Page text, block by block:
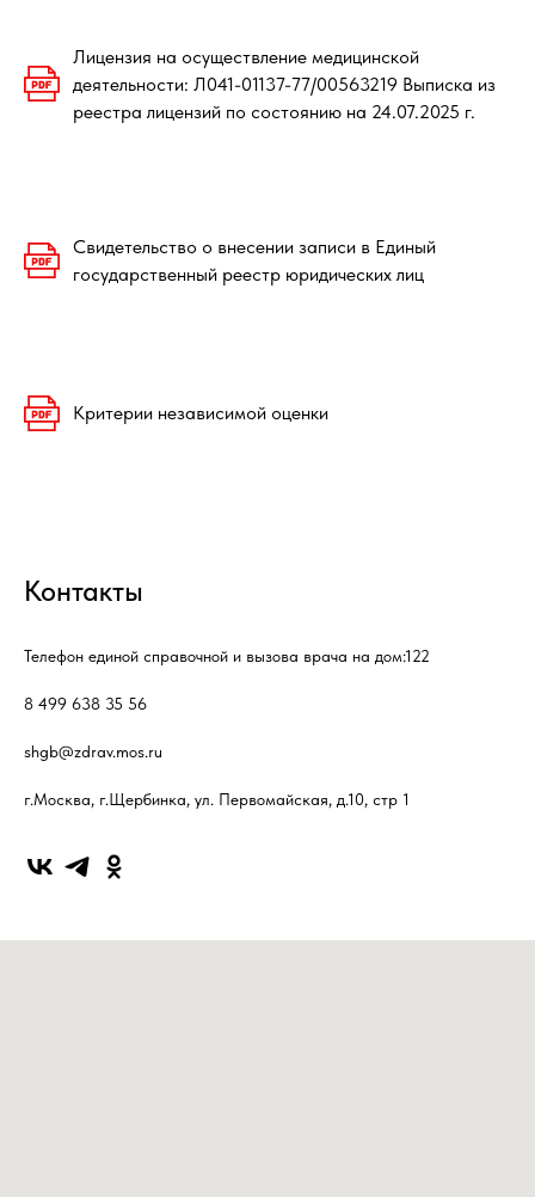
Лицензия на осуществление медицинской
деятельности: Л041-01137-77/00563219 Выписка из
реестра лицензий по состоянию на 24.07.2025 г.
Свидетельство о внесении записи в Единый
государственный реестр юридических лиц
Критерии независимой оценки
Контакты
Телефон единой справочной и вызова врача на дом:122
8 499 638 35 56
shgb@zdrav.mos.ru
г.Москва, г.Щербинка, ул. Первомайская, д.10, стр 1